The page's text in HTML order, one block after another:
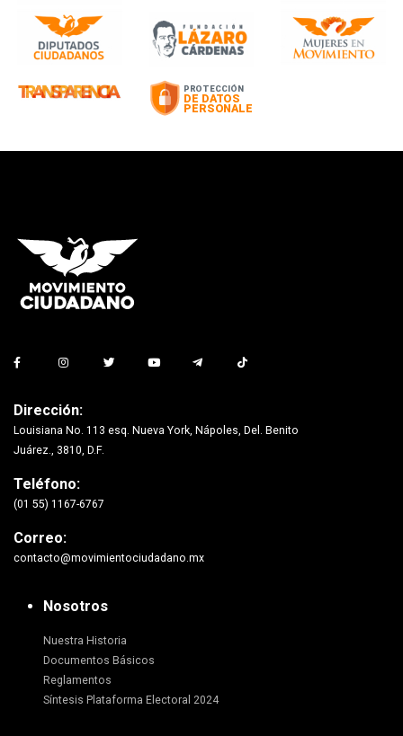
Dirección:
Louisiana No. 113 esq. Nueva York, Nápoles, Del. Benito
Juárez., 3810, D.F.
Teléfono:
(01 55) 1167-6767
Correo:
contacto@movimientociudadano.mx
Nosotros
Nuestra Historia
Documentos Básicos
Reglamentos
Síntesis Plataforma Electoral 2024